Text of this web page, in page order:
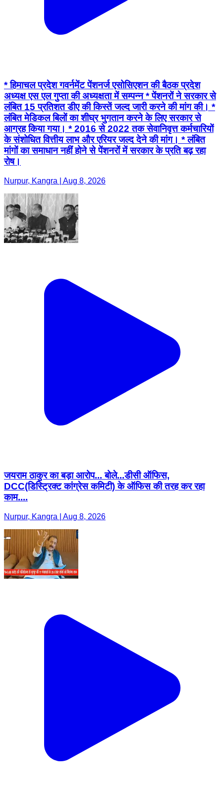
* हिमाचल प्रदेश गवर्नमेंट पेंशनर्ज एसोसिएशन की बैठक प्रदेश
अध्यक्ष एस एल गुप्ता की अध्यक्षता में सम्पन्न * पेंशनरों ने सरकार से
लंबित 15 प्रतिशत डीए की किस्तें जल्द जारी करने की मांग की। *
लंबित मेडिकल बिलों का शीघ्र भुगतान करने के लिए सरकार से
आग्रह किया गया। * 2016 से 2022 तक सेवानिवृत्त कर्मचारियों
के संशोधित वित्तीय लाभ और एरियर जल्द देने की मांग। * लंबित
मांगों का समाधान नहीं होने से पेंशनरों में सरकार के प्रति बढ़ रहा
रोष।
Nurpur, Kangra | Aug 8, 2026
जयराम ठाकुर का बड़ा आरोप... बोले...डीसी ऑफिस,
DCC(डिस्ट्रिक्ट कांग्रेस कमिटी) के ऑफिस की तरह कर रहा
काम....
Nurpur, Kangra | Aug 8, 2026